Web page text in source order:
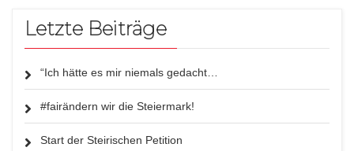
Letzte Beiträge
“Ich hätte es mir niemals gedacht…
#fairändern wir die Steiermark!
Start der Steirischen Petition